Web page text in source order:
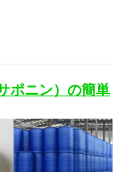
ポニン）の簡単